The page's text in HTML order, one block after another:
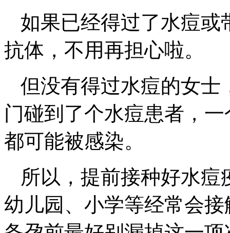
如果已经得过了水痘或
抗体，不用再担心啦。
但没有得过水痘的女士
门碰到了个水痘患者，
都可能被感染。
所以，提前接种好水
幼儿园、小学等经常会